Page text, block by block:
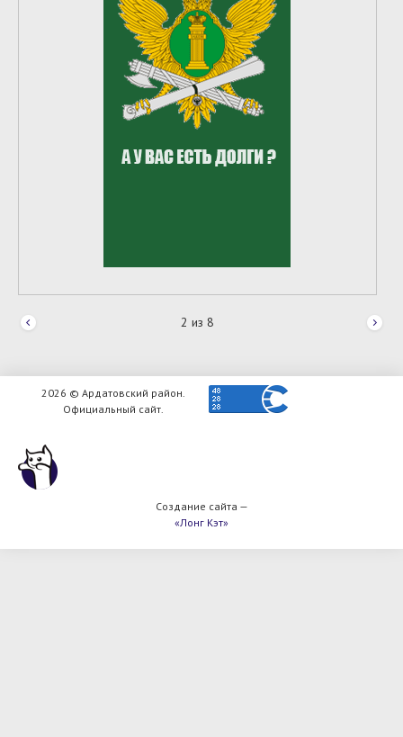
2 из 8
2026 © Ардатовский район.
Официальный сайт.
Создание сайта —
«Лонг Кэт»